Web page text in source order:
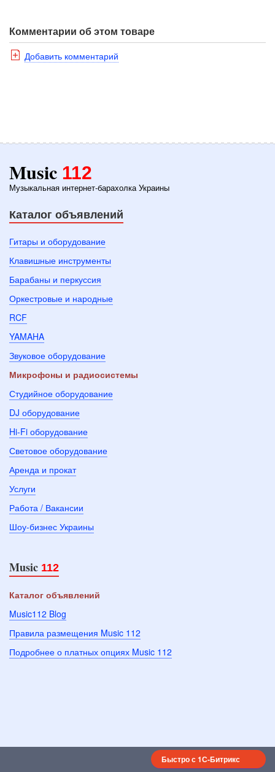
Комментарии об этом товаре
Добавить комментарий
Music 112
Музыкальная интернет-барахолка Украины
Каталог объявлений
Гитары и оборудование
Клавишные инструменты
Барабаны и перкуссия
Оркестровые и народные
RCF
YAMAHA
Звуковое оборудование
Микрофоны и радиосистемы
Студийное оборудование
DJ оборудование
Hi-Fi оборудование
Световое оборудование
Аренда и прокат
Услуги
Работа / Вакансии
Шоу-бизнес Украины
Music 112
Каталог объявлений
Music112 Blog
Правила размещения Music 112
Подробнее о платных опциях Music 112
Быстро с 1С-Битрикс